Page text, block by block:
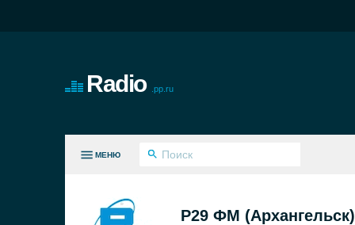
Radio .pp.ru
МЕНЮ
Р29 ФМ (Архангельск)